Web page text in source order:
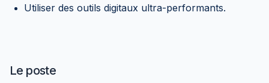
Utiliser des outils digitaux ultra-performants.
Le poste